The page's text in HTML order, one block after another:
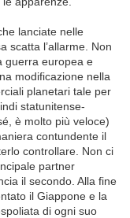
lanciate nelle
scatta l’allarme. Non
guerra europea e
modificazione nella
planetari tale per
statunitense-
è molto più veloce)
contundente il
controllare. Non ci
partner
il secondo. Alla fine
il Giappone e la
di ogni suo